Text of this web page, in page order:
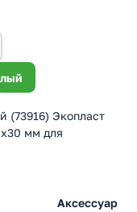
(73916) Экопласт
мм для
Аксессуар